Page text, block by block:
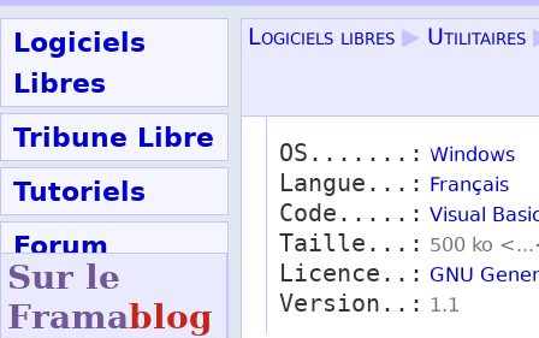
Logiciels
Libres
Tribune Libre
Tutoriels
Forum
Participer
Logiciels libres ▶ Utilitaires
OS.......: Windows
Langue...: Français
Code.....: Visual
Taille...: 500 ko
Licence..: GNU
Version..: 1.1
Sur le
Framablog